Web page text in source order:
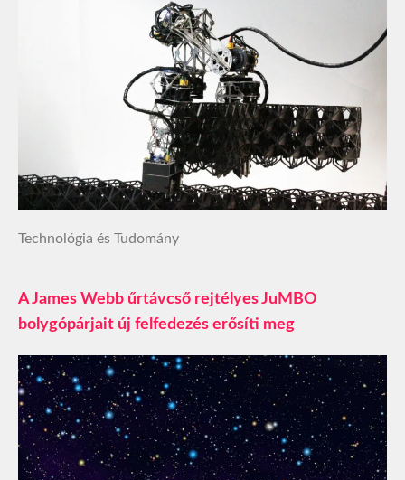
Technológia és Tudomány
A James Webb űrtávcső rejtélyes JuMBO
bolygópárjait új felfedezés erősíti meg